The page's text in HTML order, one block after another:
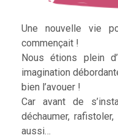
Une nouvelle vie
commençait !
Nous étions plein
imagination
bien l’avouer !
Car avant de
déchaumer,
aussi…